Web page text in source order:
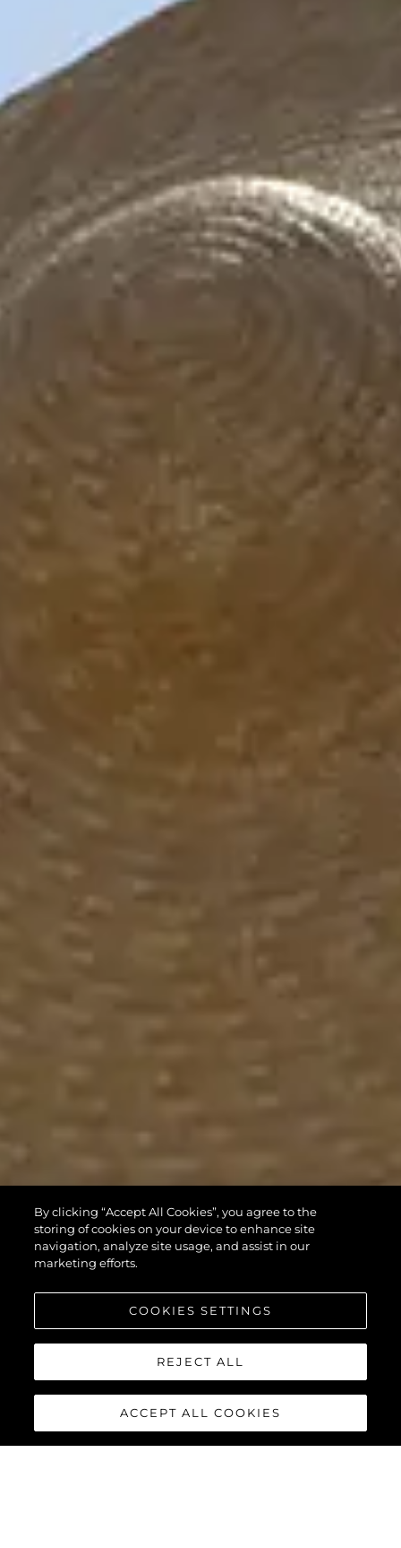
By clicking “Accept All Cookies”, you agree to the
storing of cookies on your device to enhance site
navigation, analyze site usage, and assist in our
marketing efforts.
COOKIES SETTINGS
REJECT ALL
ACCEPT ALL COOKIES